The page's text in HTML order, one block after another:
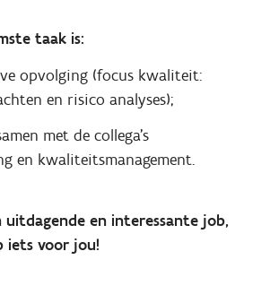
taak is:
opvolging (focus kwaliteit:
en risico analyses);
met de collega's
en kwaliteitsmanagement.
uitdagende en interessante job,
iets voor jou!